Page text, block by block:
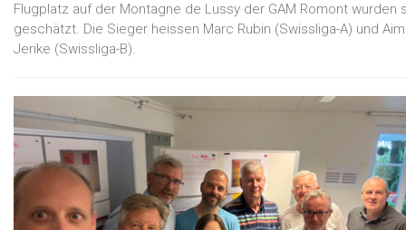
Flugplatz auf der Montagne de Lussy der GAM Romont wurden
geschätzt. Die Sieger heissen Marc Rubin (Swissliga-A) und
Jerike (Swissliga-B).